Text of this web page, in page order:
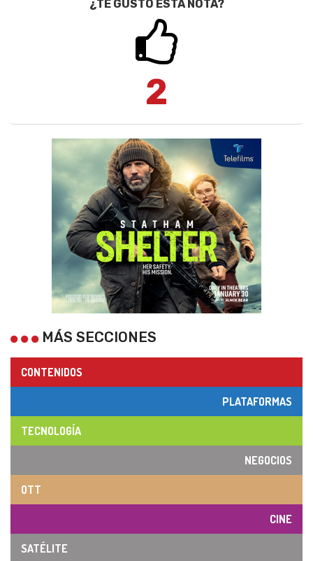
¿TE GUSTÓ ESTA NOTA?
2
MÁS SECCIONES
CONTENIDOS
PLATAFORMAS
TECNOLOGÍA
NEGOCIOS
OTT
CINE
SATÉLITE